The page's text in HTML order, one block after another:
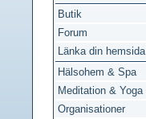
Butik
Forum
Länka din hemsida
Hälsohem & Spa
Meditation & Yoga
Organisationer